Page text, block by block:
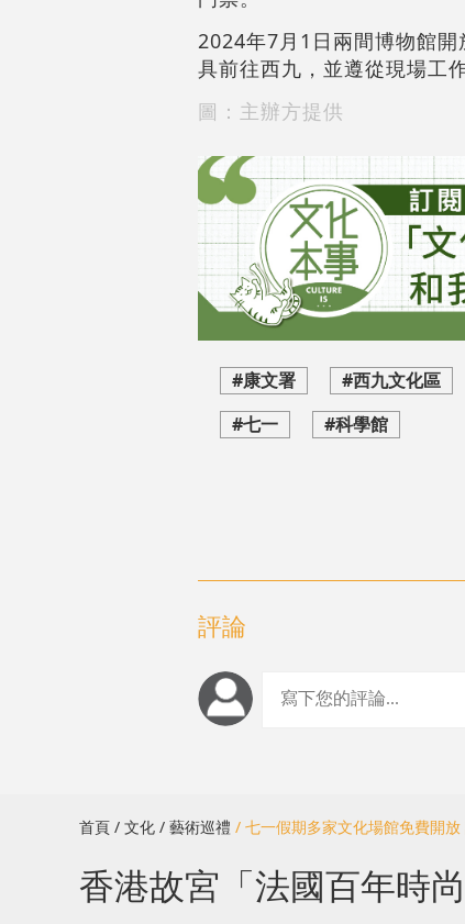
2024年7月1日兩間博物館
具前往西九，並遵從現場工
圖：主辦方提供
#康文署 #西九文化區
#七一
#科學館
評論
首頁 / 文化 / 藝術巡禮 / 七一假期多家文化場館免費開放
香港故宮「法國百年時